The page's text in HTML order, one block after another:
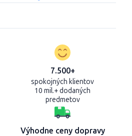
7.500+
spokojných klientov
10 mil.+ dodaných
predmetov
Výhodne ceny dopravy